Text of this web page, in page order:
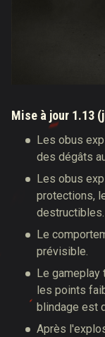
Mise à jour 1.13
Les obus
des dégâts
Les obus
protections,
destructibles.
Le
prévisible.
Le
les points
blindage est
Après